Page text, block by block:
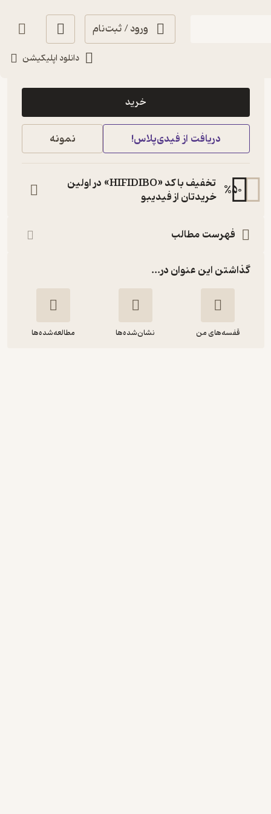
ورود / ثبت‌نام
دانلود اپلیکیشن
33,000
خرید
دریافت از فیدی‌پلاس! نمونه
%50
تخفیف با کد «HIFIDIBO» در اولین
خریدتان از فیدیبو
فهرست مطالب
گذاشتن این عنوان در...
قفسه‌های من نشان‌شده‌ها مطالعه‌شده‌ها